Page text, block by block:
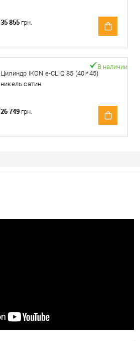
35 855 грн.
Цилиндр IKON e-CLIQ 85 (40i*45)
никель сатин
В наличии
26 749 грн.